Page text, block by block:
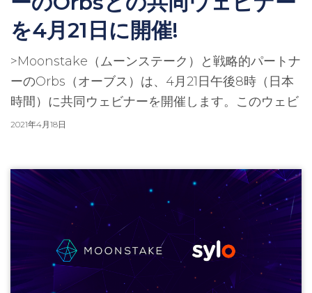
を4月21日に開催!
>Moonstake（ムーンステーク）と戦略的パートナ
ーのOrbs（オーブス）は、4月21日午後8時（日本
時間）に共同ウェビナーを開催します。このウェビ
ナーでは、MoonstakeがORBSのガーディアンと
的なコラボレーションなどについてお話しする予定
です。Orbsやビジネスのためのブロックチェー
ン、Orbsのステーキングについて興味のある方
に、特に関心の高いテーマを取り扱うウェビナーと
なります。
2021年4月18日